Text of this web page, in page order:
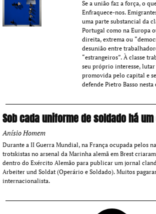
Se a união faz a força, o
Enfraquece-nos.
uma parte substancial da
Portugal como na Europa
direita, extrema ou
desunião entre
“estrangeiros”. À classe
seu próprio interesse, lutar
promovida pelo capital e
defende Pietro Basso
Sob cada uniforme de soldado há
Anísio Homem
Durante a II Guerra Mundial, na França ocupada pelos
trotskistas no arsenal da Marinha alemã em Brest
dentro do Exército Alemão para publicar um jornal
Arbeiter und Soldat (Operário e Soldado). Muitos
internacionalista.